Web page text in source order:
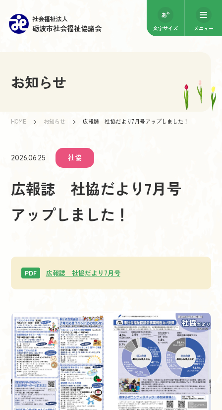
社会福祉法人
砺波市社会福祉協議会 文字サイズ メニュー
お知らせ
HOME お知らせ 広報誌 社協だより7月号アップしました！
2026.06.25 社協
広報誌 社協だより7月号
アップしました！
PDF 広報誌 社協だより7月号